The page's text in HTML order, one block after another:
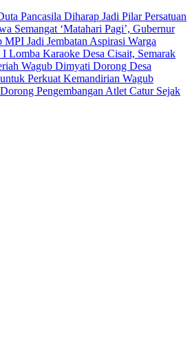
Pancasila Diharap Jadi Pilar Persatuan
Semangat ‘Matahari Pagi’, Gubernur
Jadi Jembatan Aspirasi Warga
Lomba Karaoke Desa Cisait, Semarak
Wagub Dimyati Dorong Desa
Perkuat Kemandirian Wagub
Pengembangan Atlet Catur Sejak